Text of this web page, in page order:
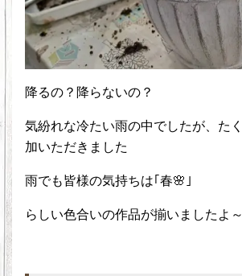
降るの？降らないの？
気紛れな冷たい雨の中でしたが、た
加いただきました
雨でも皆様の気持ちは｢春🌸｣
らしい色合いの作品が揃いましたよ